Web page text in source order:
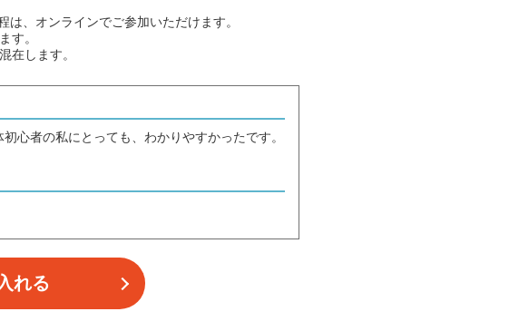
、オンラインでご参加いただけます。
す。
在します。
心者の私にとっても、わかりやすかったです。